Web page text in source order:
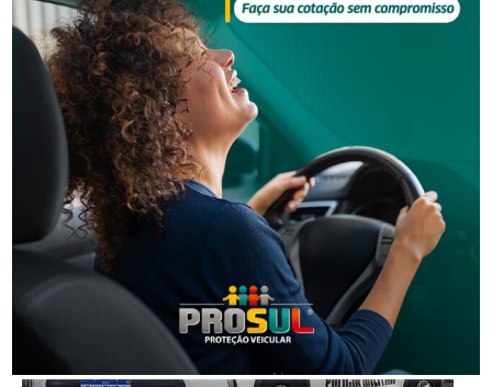
Homem procurado pela Justiça é preso em Orleans